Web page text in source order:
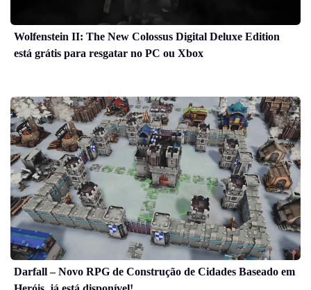
Wolfenstein II: The New Colossus Digital Deluxe Edition
está grátis para resgatar no PC ou Xbox
Darfall – Novo RPG de Construção de Cidades Baseado em